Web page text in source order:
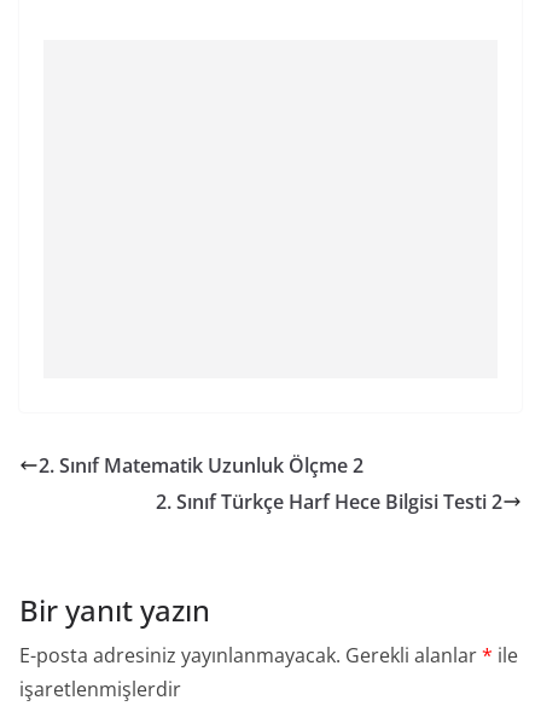
2. Sınıf Matematik Uzunluk Ölçme 2
2. Sınıf Türkçe Harf Hece Bilgisi Testi 2
Bir yanıt yazın
E-posta adresiniz yayınlanmayacak. Gerekli alanlar* ile
işaretlenmişlerdir